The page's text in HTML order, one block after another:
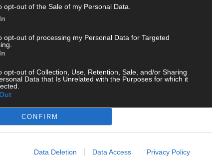
opt-out of the Sale of my Personal Data.
opt-out of processing my Personal Data for Targeted
opt-out of Collection, Use, Retention, Sale, and/or Sharing
Data that Is Unrelated with the Purposes for which it
CONFIRM
Data Deletion Data Access Privacy Policy
die
für
Ärmere Haushalte von Inflation
April 2022 Redaktion | FLASH UP
Stiftung ärmere Haushalte besonders schwer. „Das
unterschiedlich stark durchschlagen“, erklärten am
Mittwoch
WIRTSCHAFT